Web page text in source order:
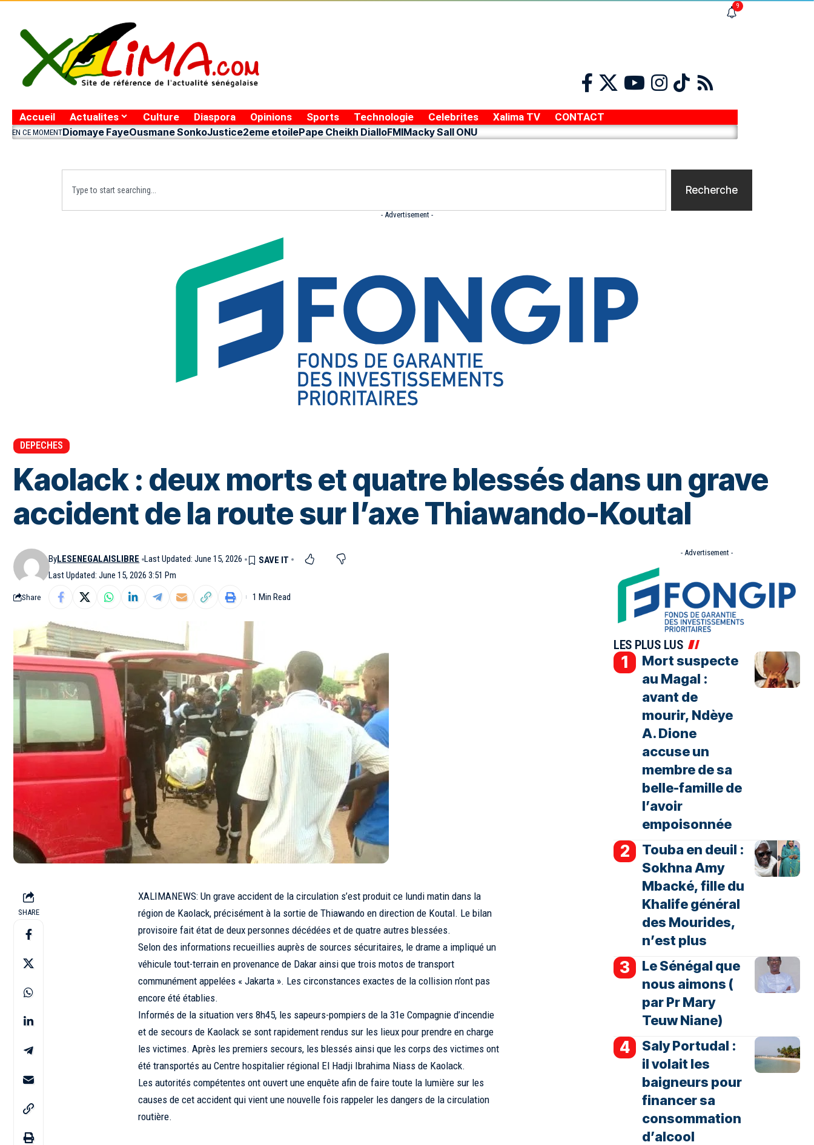
9
Accueil Actualites Culture Diaspora Opinions Sports Technologie Celebrites Xalima TV CONTACT
EN CE MOMENTDiomaye FayeOusmane SonkoJustice2eme etoilePape Cheikh DialloFMIMacky Sall ONU
Recherche
- Advertisement -
DEPECHES
Kaolack : deux morts et quatre blessés dans un grave
accident de la route sur l’axe Thiawando-Koutal
Last Updated: June 15, 2026 3:51 Pm
ByLESENEGALAISLIBRE Last Updated: June 15, 2026
Share 1 Min Read
SHARE
XALIMANEWS: Un grave accident de la circulation s’est produit ce lundi matin dans la
région de Kaolack, précisément à la sortie de Thiawando en direction de Koutal. Le bilan
provisoire fait état de deux personnes décédées et de quatre autres blessées.
Selon des informations recueillies auprès de sources sécuritaires, le drame a impliqué un
véhicule tout-terrain en provenance de Dakar ainsi que trois motos de transport
communément appelées « Jakarta ». Les circonstances exactes de la collision n’ont pas
encore été établies.
Informés de la situation vers 8h45, les sapeurs-pompiers de la 31e Compagnie d’incendie
et de secours de Kaolack se sont rapidement rendus sur les lieux pour prendre en charge
les victimes. Après les premiers secours, les blessés ainsi que les corps des victimes ont
été transportés au Centre hospitalier régional El Hadji Ibrahima Niass de Kaolack.
Les autorités compétentes ont ouvert une enquête afin de faire toute la lumière sur les
causes de cet accident qui vient une nouvelle fois rappeler les dangers de la circulation
routière.
- Advertisement -
LES PLUS LUS
Mort suspecte
au Magal :
avant de
mourir, Ndèye
A. Dione
accuse un
membre de sa
belle-famille de
l’avoir
empoisonnée
Touba en deuil :
Sokhna Amy
Mbacké, fille du
Khalife général
des Mourides,
n’est plus
Le Sénégal que
nous aimons (
par Pr Mary
Teuw Niane)
Saly Portudal :
il volait les
baigneurs pour
financer sa
consommation
d’alcool